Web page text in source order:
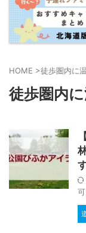
HOME >徒歩圏内に
徒歩圏内
可